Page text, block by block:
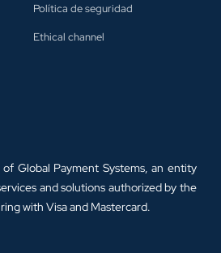
Política de seguridad
Ethical channel
Global Payment Systems, an entity
and solutions authorized by the
with Visa and Mastercard.